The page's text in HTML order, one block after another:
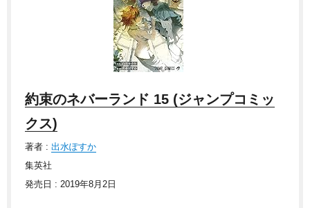
約束のネバーランド 15 (ジャンプコミッ
クス)
著者 : 出水ぽすか
集英社
発売日 : 2019年8月2日